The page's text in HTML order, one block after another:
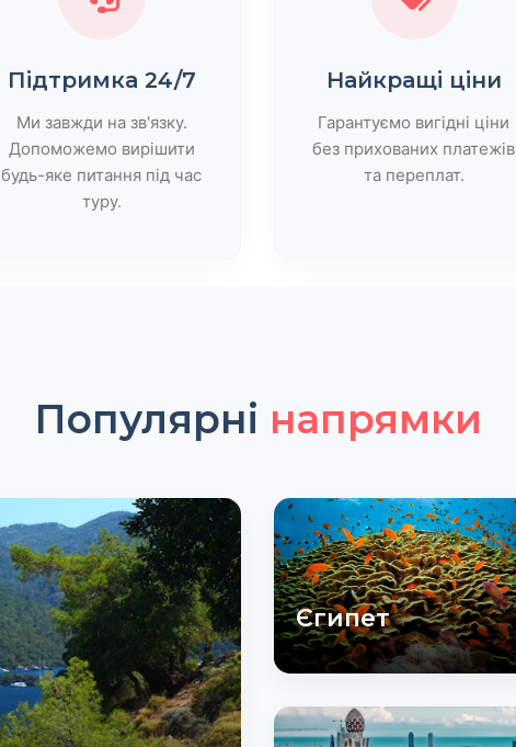
Підтримка 24/7
Ми завжди на зв'язку.
Допоможемо вирішити
будь-яке питання під час
туру.
Найкращі ціни
Гарантуємо вигідні ціни
без прихованих платежів
та переплат.
Популярні напрямки
Єгипет